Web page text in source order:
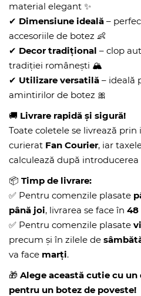
material elegant ✨
✔ Dimensiune ideală –
accesoriile de botez 👶
✔ Decor tradițional – clop
tradiției românești 🏔️
✔ Utilizare versatilă – ideală
amintirilor de botez 🎀
🚚 Livrare rapidă și sigură!
Toate coletele se livrează
curierat Fan Courier, iar
calculează după introducerea
📦 Timp de livrare:
✅ Pentru comenzile plasate
până joi, livrarea se face în 48
✅ Pentru comenzile plasate
precum și în zilele de
va face marți.
🎁 Alege această cutie cu
pentru un botez de poveste!